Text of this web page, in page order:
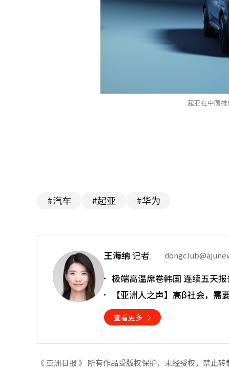
起亚在中国推
#汽车 #起亚 #华为
王海纳 记者
极端高温席卷韩国 连续五天
【亚洲人之声】高β社会，需
查看更多
《 亚洲日报 》 所有作品受版权保护，未经授权，禁止转